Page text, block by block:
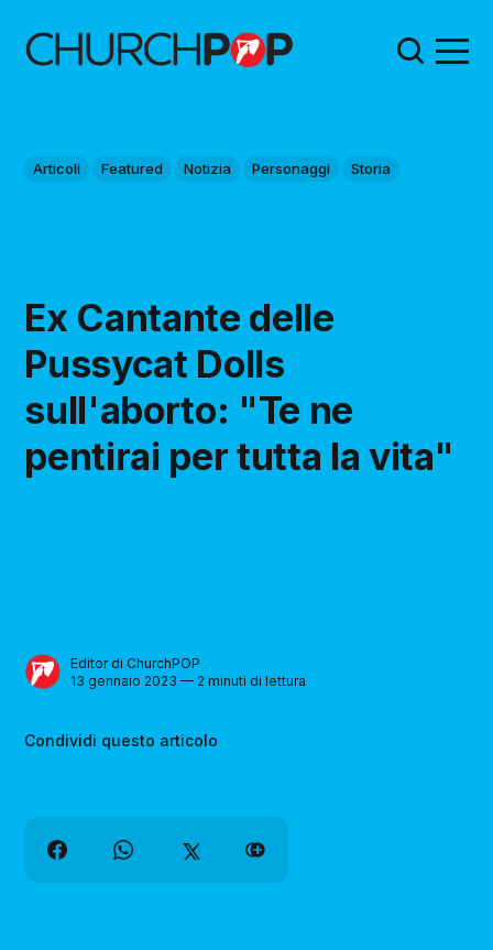
Articoli Featured Notizia Personaggi Storia
Ex Cantante delle
Pussycat Dolls
sull'aborto: "Te ne
pentirai per tutta la vita"
Editor di ChurchPOP
13 gennaio 2023 — 2 minuti di lettura
Condividi questo articolo